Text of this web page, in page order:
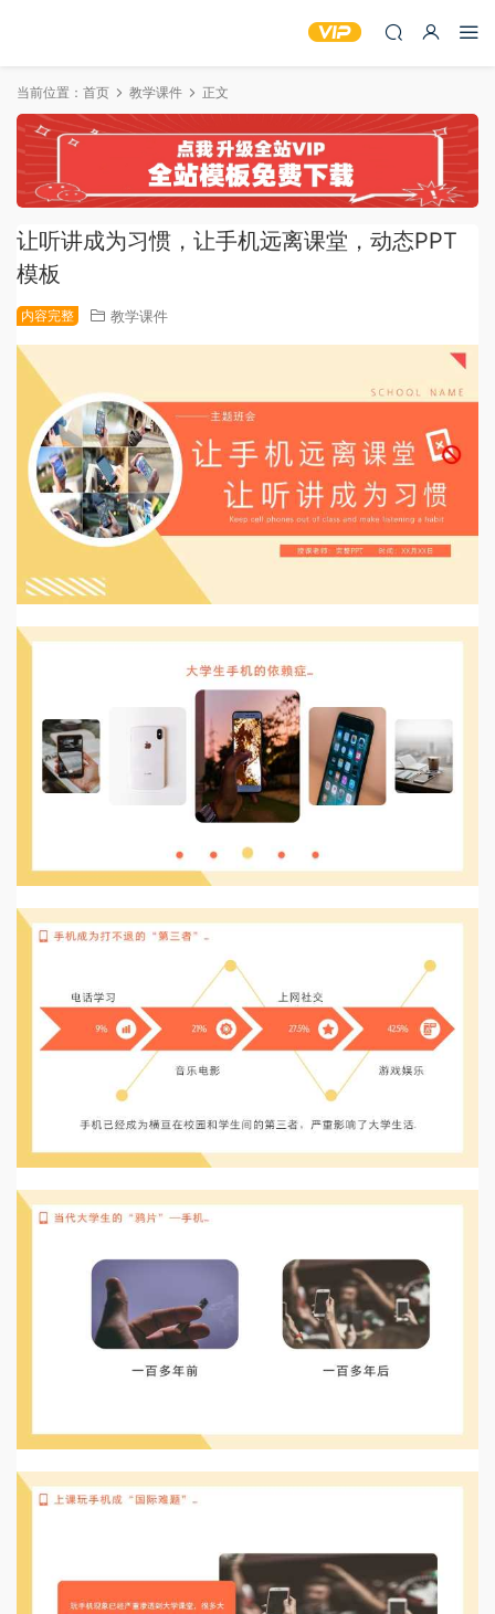
当前位置： 首页 教学课件 正文
让听讲成为习惯，让手机远离课堂，动态PPT
模板
内容完整 教学课件